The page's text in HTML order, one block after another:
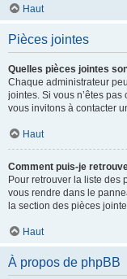
Haut
Pièces jointes
Quelles pièces jointes
Chaque administrateur
jointes. Si vous n’êtes
vous invitons à contacter
Haut
Comment puis-je
Pour retrouver la liste des
vous rendre dans le
la section des pièces
Haut
À propos de phpBB